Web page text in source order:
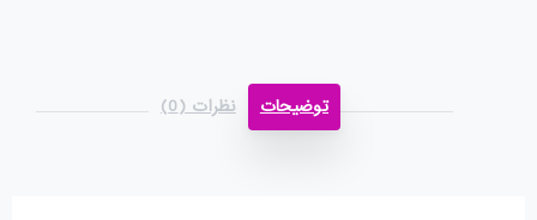
توضیحات نظرات (0)